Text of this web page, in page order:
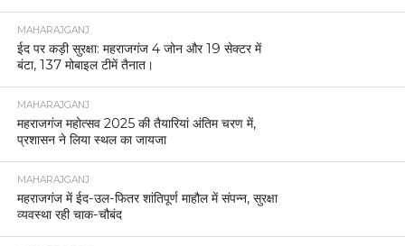
MAHARAJGANJ
ईद पर कड़ी सुरक्षा: महराजगंज 4 जोन और 19 सेक्टर में
बंटा, 137 मोबाइल टीमें तैनात।
MAHARAJGANJ
महराजगंज महोत्सव 2025 की तैयारियां अंतिम चरण में,
प्रशासन ने लिया स्थल का जायजा
MAHARAJGANJ
महराजगंज में ईद-उल-फितर शांतिपूर्ण माहौल में संपन्न, सुरक्षा
व्यवस्था रही चाक-चौबंद